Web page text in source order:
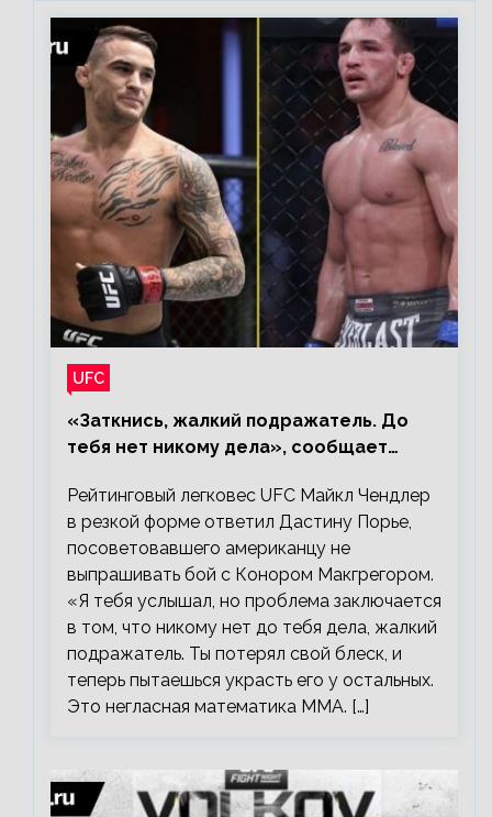
UFC
«Заткнись, жалкий подражатель. До
тебя нет никому дела», сообщает
Рейтинговый легковес UFC Майкл Чендлер
в резкой форме ответил Дастину Порье,
посоветовавшего американцу не
выпрашивать бой с Конором Макгрегором.
«Я тебя услышал, но проблема заключается
в том, что никому нет до тебя дела, жалкий
подражатель. Ты потерял свой блеск, и
теперь пытаешься украсть его у остальных.
Это негласная математика ММА. […]